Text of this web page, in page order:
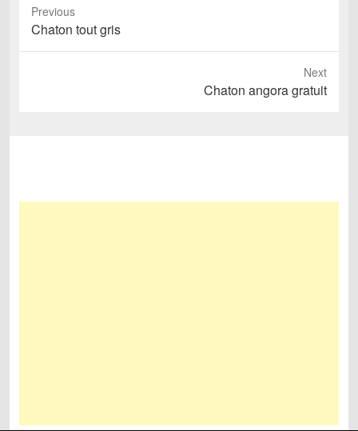
Previous
Previous
post:
Chaton tout gris
Next
Chaton angora gratuit